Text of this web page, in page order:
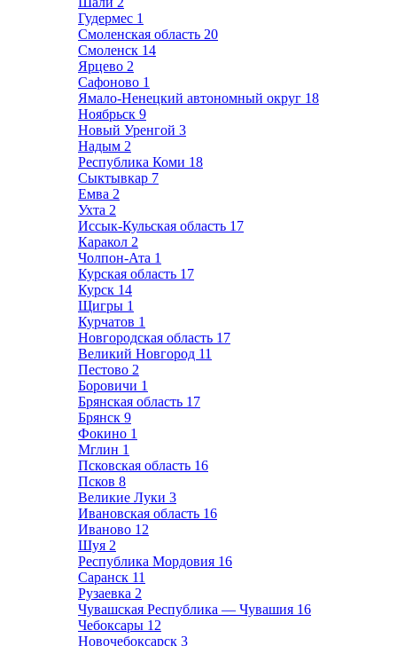
Гудермес 1
Смоленская область 20
Смоленск 14
Ярцево 2
Сафоново 1
Ямало-Ненецкий автономный округ 18
Ноябрьск 9
Новый Уренгой 3
Надым 2
Республика Коми 18
Сыктывкар 7
Емва 2
Ухта 2
Иссык-Кульская область 17
Каракол 2
Чолпон-Ата 1
Курская область 17
Курск 14
Щигры 1
Курчатов 1
Новгородская область 17
Великий Новгород 11
Пестово 2
Боровичи 1
Брянская область 17
Брянск 9
Фокино 1
Мглин 1
Псковская область 16
Псков 8
Великие Луки 3
Ивановская область 16
Иваново 12
Шуя 2
Республика Мордовия 16
Саранск 11
Рузаевка 2
Чувашская Республика — Чувашия 16
Чебоксары 12
Новочебоксарск 3